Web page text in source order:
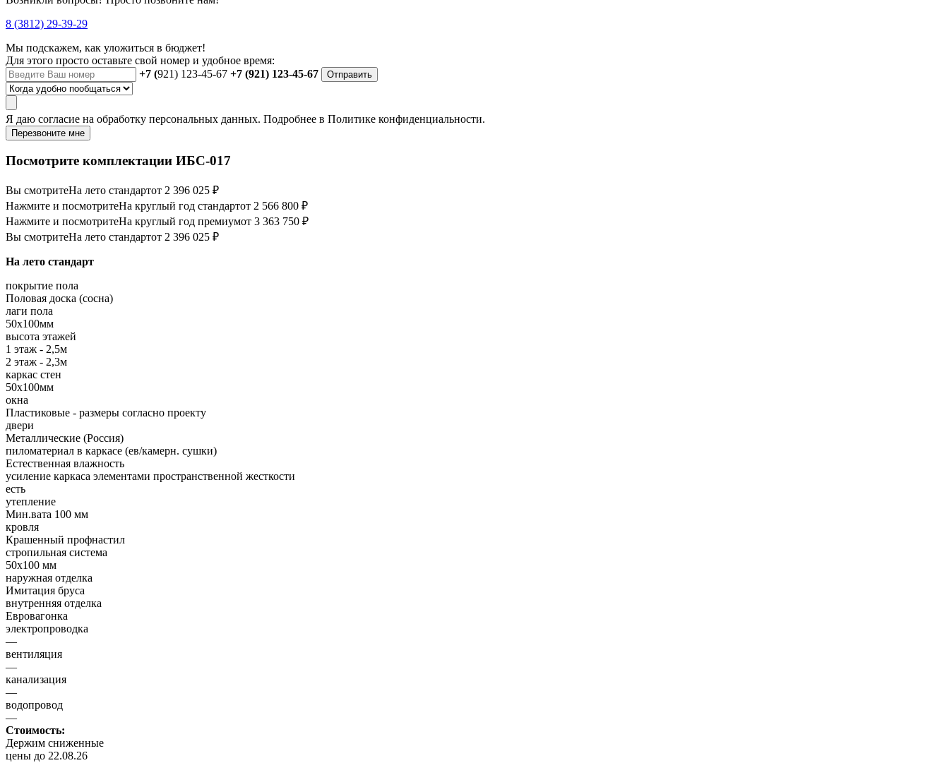
8 (3812) 29-39-29
Мы подскажем, как уложиться в бюджет!
Для этого просто оставьте свой номер и удобное время:
+7 (921) 123-45-67 +7 (921) 123-45-67 Отправить
Я даю согласие на обработку персональных данных. Подробнее в Политике конфиденциальности.
Перезвоните мне
Посмотрите комплектации ИБС-017
Вы смотритеНа лето стандартот 2 396 025 ₽
Нажмите и посмотритеНа круглый год стандартот 2 566 800 ₽
Нажмите и посмотритеНа круглый год премиумот 3 363 750 ₽
Вы смотритеНа лето стандартот 2 396 025 ₽
На лето стандарт
покрытие пола
Половая доска (сосна)
лаги пола
50х100мм
высота этажей
1 этаж - 2,5м
2 этаж - 2,3м
каркас стен
50х100мм
окна
Пластиковые - размеры согласно проекту
двери
Металлические (Россия)
пиломатериал в каркасе (ев/камерн. сушки)
Естественная влажность
усиление каркаса элементами пространственной жесткости
есть
утепление
Мин.вата 100 мм
кровля
Крашенный профнастил
стропильная система
50х100 мм
наружная отделка
Имитация бруса
внутренняя отделка
Евровагонка
электропроводка
—
вентиляция
—
канализация
—
водопровод
—
Стоимость:
Держим сниженные
цены до 22.08.26